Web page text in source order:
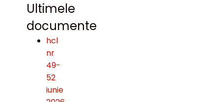
Ultimele
documente
hcl
nr
49-
52
iunie